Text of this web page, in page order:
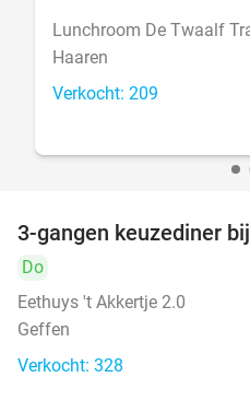
Lunchroom De Twaalf
Haaren
Verkocht: 209
3-gangen keuzediner
Do
Eethuys 't Akkertje 2.0
Geffen
Verkocht: 328